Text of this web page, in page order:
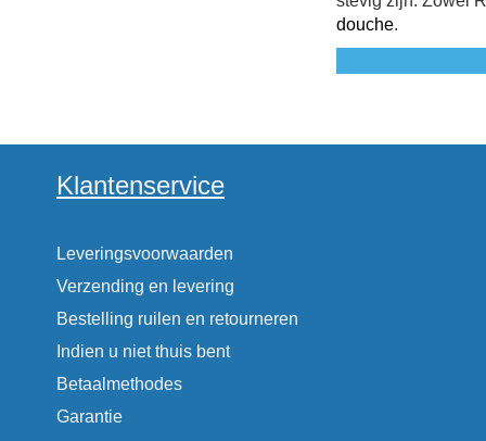
douche.
Klantenservice
Leveringsvoorwaarden
Verzending en levering
Bestelling ruilen en retourneren
Indien u niet thuis bent
Betaalmethodes
Garantie